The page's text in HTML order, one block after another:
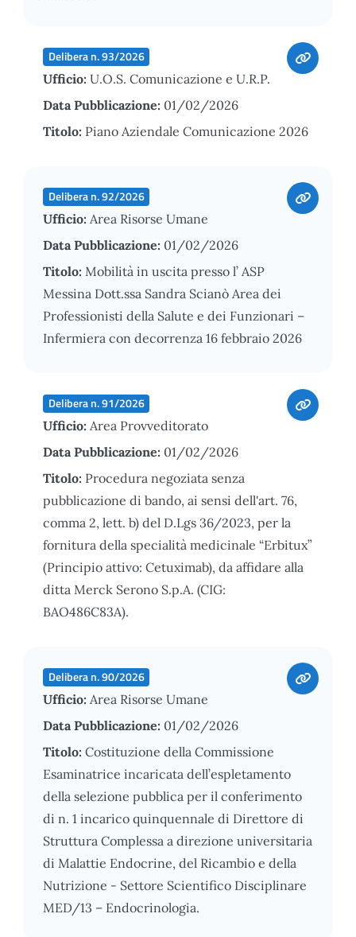
Delibera n. 93/2026
Ufficio: U.O.S. Comunicazione e U.R.P.
Data Pubblicazione: 01/02/2026
Titolo: Piano Aziendale Comunicazione 2026
Delibera n. 92/2026
Ufficio: Area Risorse Umane
Data Pubblicazione: 01/02/2026
Titolo: Mobilità in uscita presso l’ ASP
Messina Dott.ssa Sandra Scianò Area dei
Professionisti della Salute e dei Funzionari –
Infermiera con decorrenza 16 febbraio 2026
Delibera n. 91/2026
Ufficio: Area Provveditorato
Data Pubblicazione: 01/02/2026
Titolo: Procedura negoziata senza
pubblicazione di bando, ai sensi dell'art. 76,
comma 2, lett. b) del D.Lgs 36/2023, per la
fornitura della specialità medicinale “Erbitux”
(Principio attivo: Cetuximab), da affidare alla
ditta Merck Serono S.p.A. (CIG:
BAO486C83A).
Delibera n. 90/2026
Ufficio: Area Risorse Umane
Data Pubblicazione: 01/02/2026
Titolo: Costituzione della Commissione
Esaminatrice incaricata dell’espletamento
della selezione pubblica per il conferimento
di n. 1 incarico quinquennale di Direttore di
Struttura Complessa a direzione universitaria
di Malattie Endocrine, del Ricambio e della
Nutrizione - Settore Scientifico Disciplinare
MED/13 – Endocrinologia.